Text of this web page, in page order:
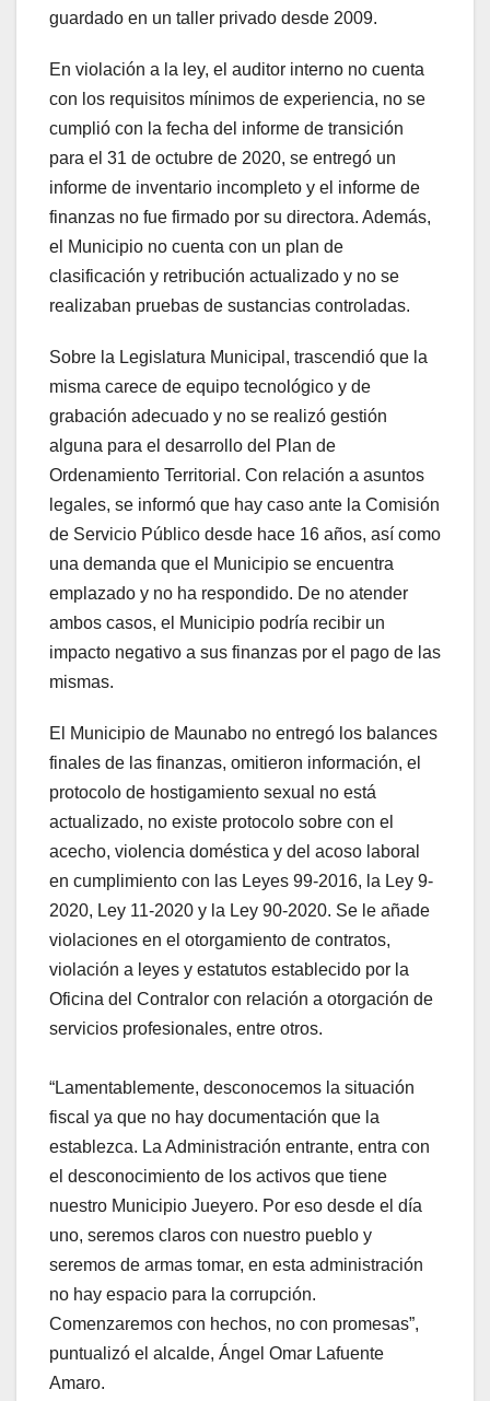
guardado en un taller privado desde 2009.
En violación a la ley, el auditor interno no cuenta
con los requisitos mínimos de experiencia, no se
cumplió con la fecha del informe de transición
para el 31 de octubre de 2020, se entregó un
informe de inventario incompleto y el informe de
finanzas no fue firmado por su directora. Además,
el Municipio no cuenta con un plan de
clasificación y retribución actualizado y no se
realizaban pruebas de sustancias controladas.
Sobre la Legislatura Municipal, trascendió que la
misma carece de equipo tecnológico y de
grabación adecuado y no se realizó gestión
alguna para el desarrollo del Plan de
Ordenamiento Territorial. Con relación a asuntos
legales, se informó que hay caso ante la Comisión
de Servicio Público desde hace 16 años, así como
una demanda que el Municipio se encuentra
emplazado y no ha respondido. De no atender
ambos casos, el Municipio podría recibir un
impacto negativo a sus finanzas por el pago de las
mismas.
El Municipio de Maunabo no entregó los balances
finales de las finanzas, omitieron información, el
protocolo de hostigamiento sexual no está
actualizado, no existe protocolo sobre con el
acecho, violencia doméstica y del acoso laboral
en cumplimiento con las Leyes 99-2016, la Ley 9-
2020, Ley 11-2020 y la Ley 90-2020. Se le añade
violaciones en el otorgamiento de contratos,
violación a leyes y estatutos establecido por la
Oficina del Contralor con relación a otorgación de
servicios profesionales, entre otros.
“Lamentablemente, desconocemos la situación
fiscal ya que no hay documentación que la
establezca. La Administración entrante, entra con
el desconocimiento de los activos que tiene
nuestro Municipio Jueyero. Por eso desde el día
uno, seremos claros con nuestro pueblo y
seremos de armas tomar, en esta administración
no hay espacio para la corrupción.
Comenzaremos con hechos, no con promesas”,
puntualizó el alcalde, Ángel Omar Lafuente
Amaro.